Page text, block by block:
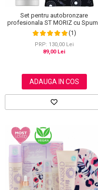
Set pentru autobronzare
profesionala ST MORIZ cu Spuma
Dark Fast Drying si Manusa Velvet
Tanning Mitt
(1)
PRP: 130,00 Lei
89,00 Lei
ADAUGA IN COS